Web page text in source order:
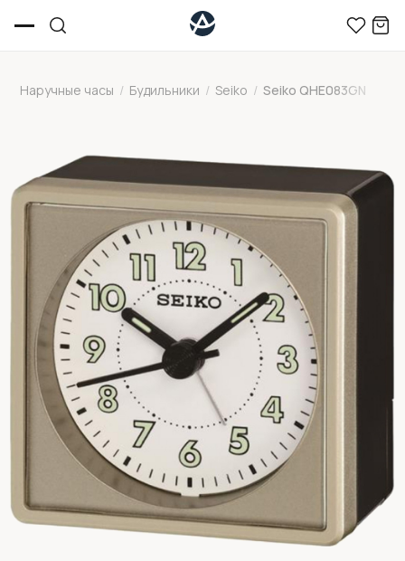
Наручные часы / Будильники / Seiko / Seiko QHE083GN